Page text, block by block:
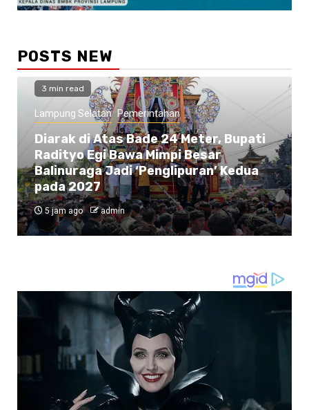
POSTS NEW
3 min read
Lampung Selatan Pemerintahan
Diarak di Atas Bade 24 Meter, Bupati
Radityo Egi Bawa Mimpi Besar
Balinuraga Jadi ‘Penglipuran’ Kedua
pada 2027
5 jam ago admin